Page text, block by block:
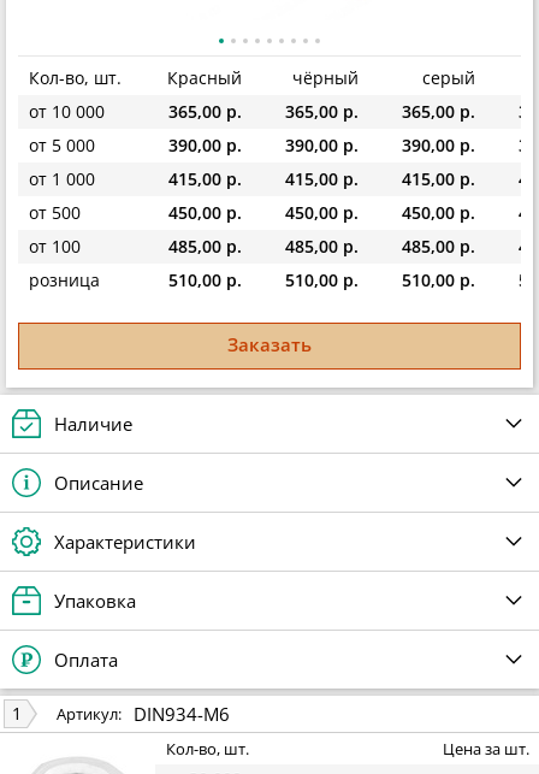
Кол-во, шт. Красный чёрный серый
от 10 000
365,00 р. 365,00 р. 365,00 р.
от 5 000
390,00 р. 390,00 р. 390,00 р.
от 1 000
415,00 р. 415,00 р. 415,00 р.
от 500
450,00 р. 450,00 р. 450,00 р.
от 100
485,00 р. 485,00 р. 485,00 р.
розница
510,00 р. 510,00 р. 510,00 р.
Заказать
Наличие
Описание
Характеристики
Упаковка
Оплата
1 Артикул: DIN934-M6
Кол-во, шт. Цена за шт.